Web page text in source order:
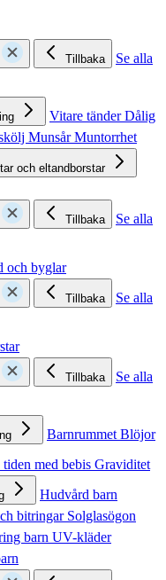
Tillbaka
Se alla
Vitare tänderDålig
MunsårMuntorrhet
och eltandborstar
Tillbaka
Se alla
och byglar
Tillbaka
Se alla
Tillbaka
Se alla
BarnrummetBlöjor
tiden med bebis Graviditet
Hudvård barn
bitringar Solglasögon
barn UV-kläder